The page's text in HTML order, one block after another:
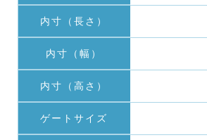
内寸（長さ）
内寸（幅）
内寸（高さ）
ゲートサイズ